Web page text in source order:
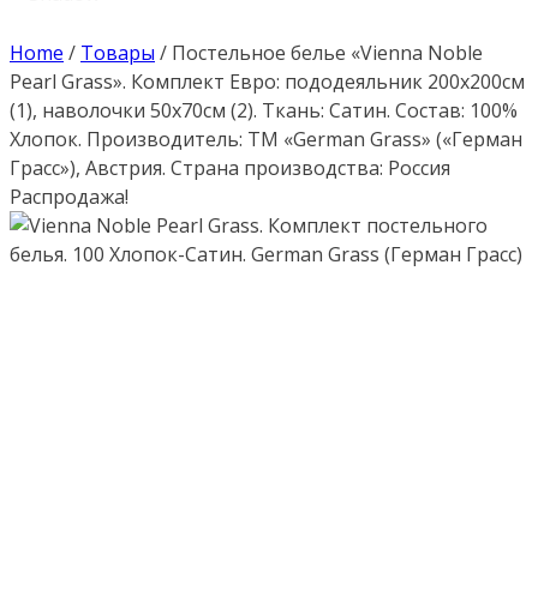
Home / Товары / Постельное белье «Vienna Noble
Pearl Grass». Комплект Евро: пододеяльник 200х200см
(1), наволочки 50х70см (2). Ткань: Сатин. Состав: 100%
Хлопок. Производитель: ТМ «German Grass» («Герман
Грасс»), Австрия. Страна производства: Россия
Распродажа!